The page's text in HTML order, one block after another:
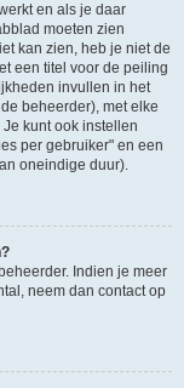
en als je daar
moeten zien
kan zien, heb je niet de
een titel voor de peiling
invullen in het
beheerder), met elke
kunt ook instellen
per gebruiker" en een
oneindige duur).
Indien je meer
neem dan contact op